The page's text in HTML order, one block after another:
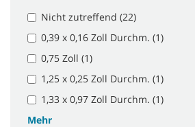
Nicht zutreffend (22)
0,39 x 0,16 Zoll Durchm. (1)
0,75 Zoll (1)
1,25 x 0,25 Zoll Durchm. (1)
1,33 x 0,97 Zoll Durchm. (1)
Mehr